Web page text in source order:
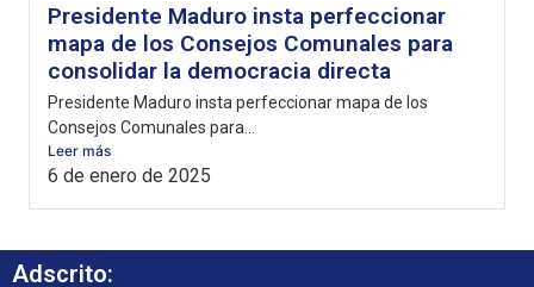
Presidente Maduro insta perfeccionar
mapa de los Consejos Comunales para
consolidar la democracia directa
Presidente Maduro insta perfeccionar mapa de los
Consejos Comunales para...
Leer más
6 de enero de 2025
Adscrito: